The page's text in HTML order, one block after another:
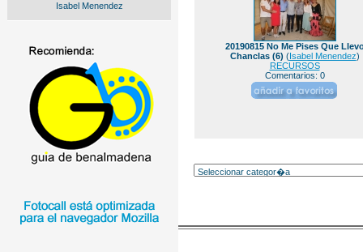
Isabel Menendez
20190815 No Me Pises Que
Chanclas (6) (Isabel Menendez)
RECURSOS
Comentarios: 0